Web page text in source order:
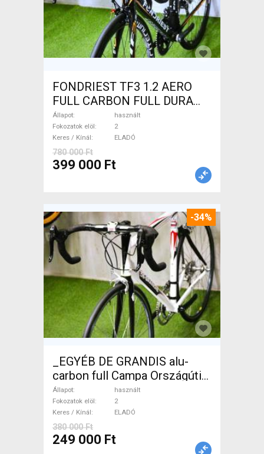
FONDRIEST TF3 1.2 AERO
FULL CARBON FULL DURA
ACE Országúti patkófék
használt ELADÓ
Állapot
használt
Fokozatok elöl
2
Keres / Kínál
ELADÓ
780 000 Ft
399 000 Ft
-34%
_EGYÉB DE GRANDIS alu-
carbon full Campa Országúti
használt ELADÓ
Állapot
használt
Fokozatok elöl
2
Keres / Kínál
ELADÓ
380 000 Ft
249 000 Ft